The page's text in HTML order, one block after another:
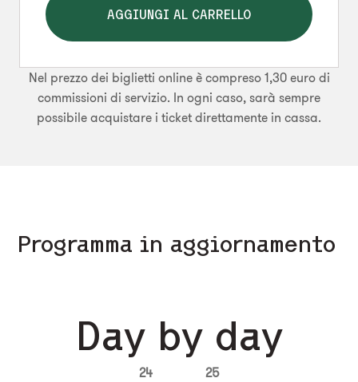
AGGIUNGI AL CARRELLO
Nel prezzo dei biglietti online è compreso 1,30 euro di
commissioni di servizio. In ogni caso, sarà sempre
possibile acquistare i ticket direttamente in cassa.
Programma in aggiornamento
Day by day
24 25